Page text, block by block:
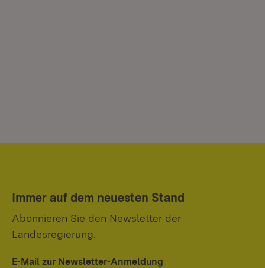
Immer auf dem neuesten Stand
Abonnieren Sie den Newsletter der
Landesregierung.
E-Mail zur Newsletter-Anmeldung